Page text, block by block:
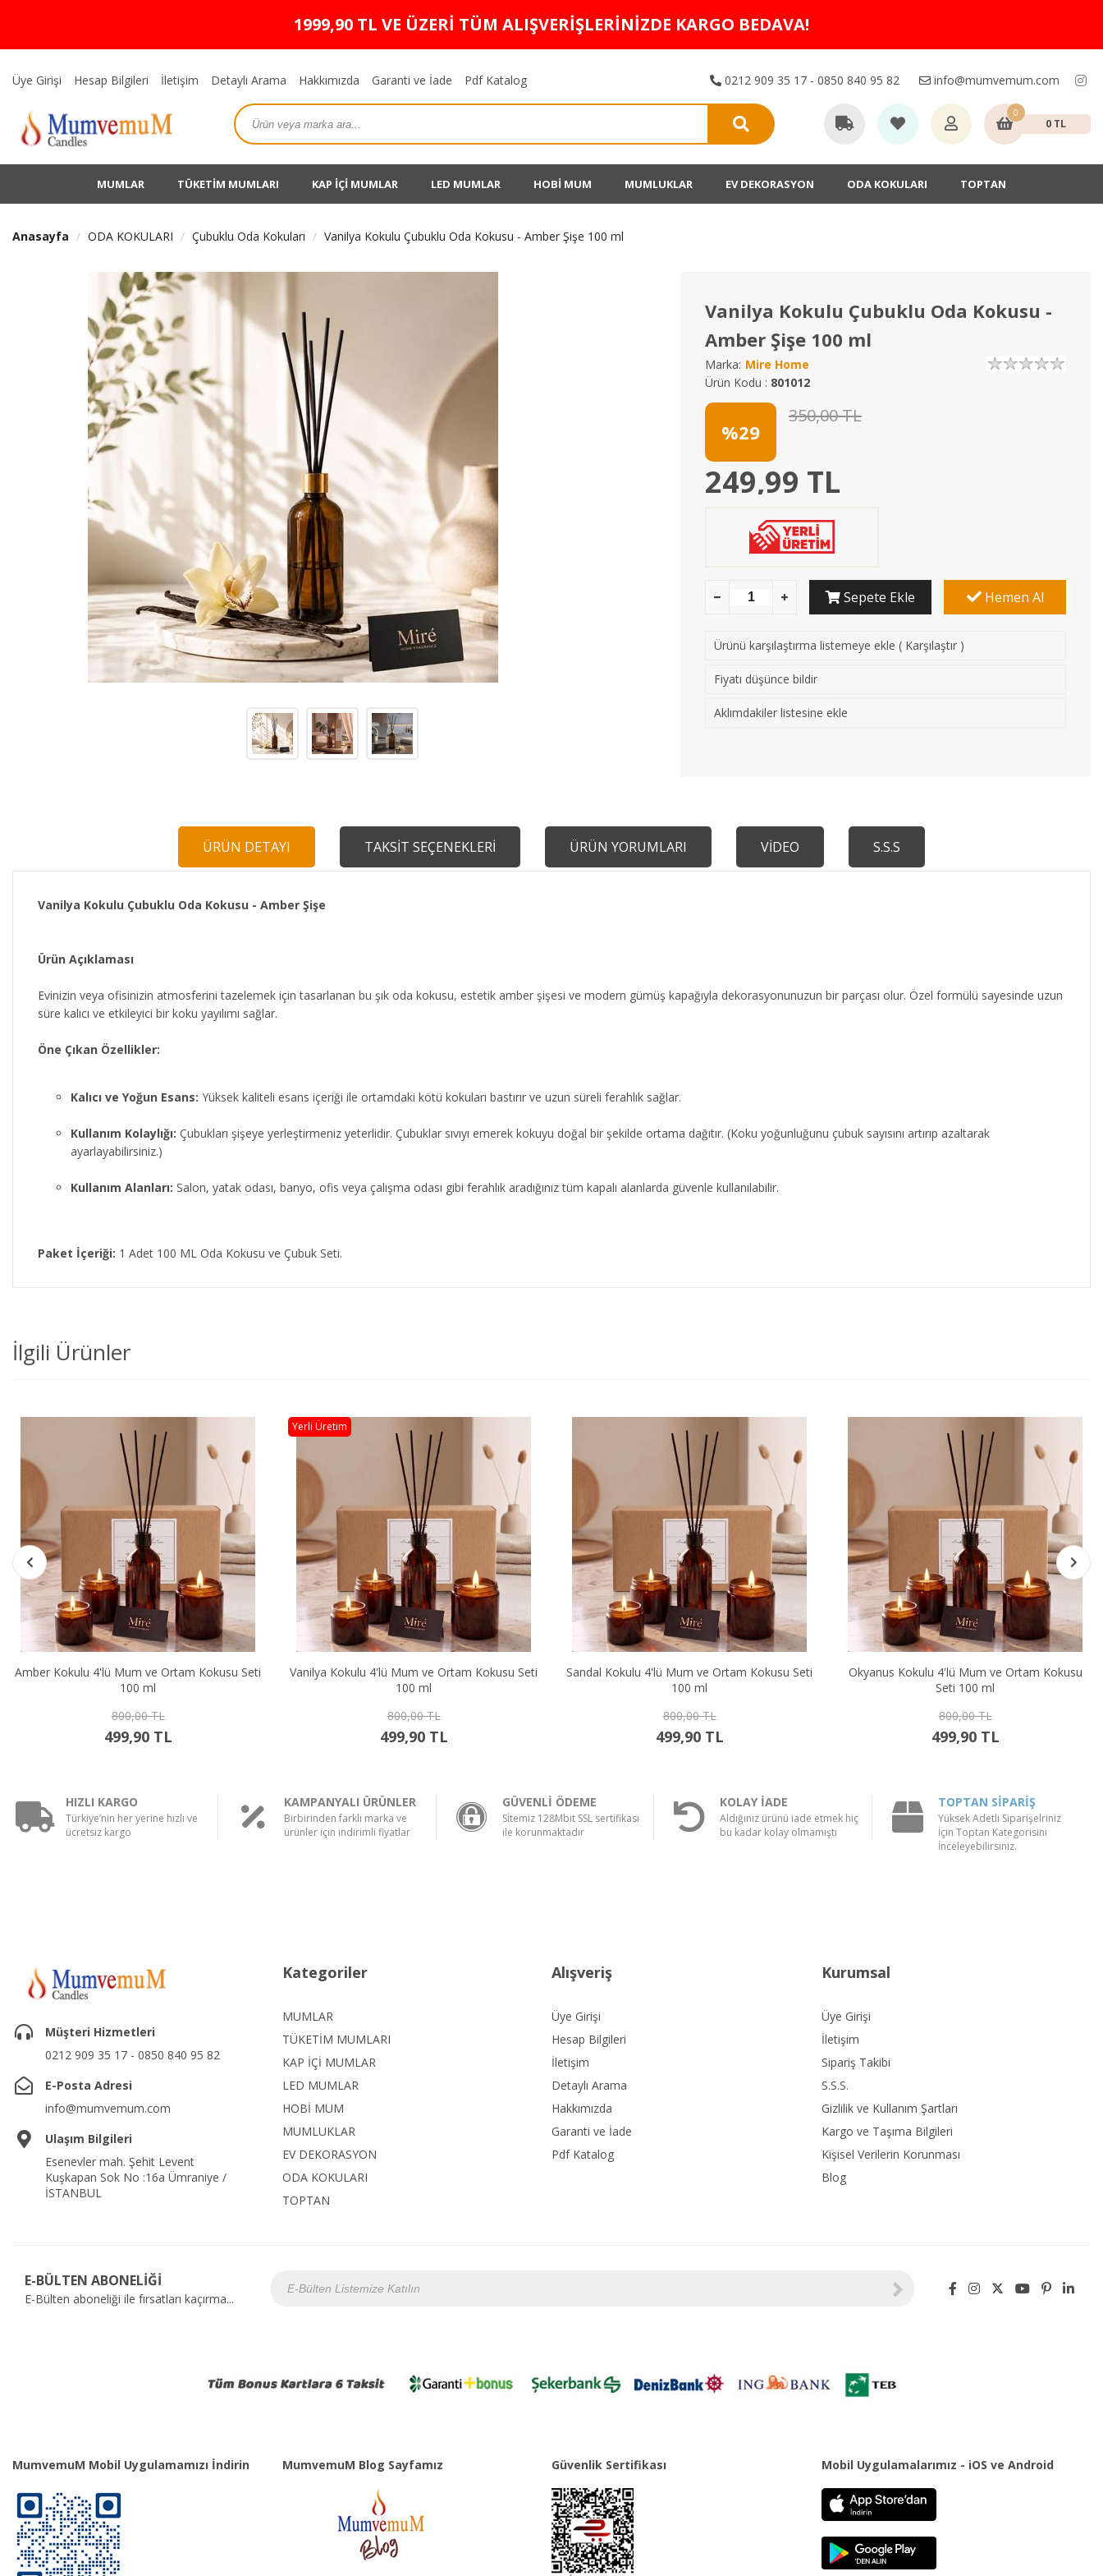
1999,90 TL VE ÜZERİ TÜM ALIŞVERİŞLERİNİZDE KARGO BEDAVA!
Üye Girişi Hesap Bilgileri İletişim Detaylı Arama Hakkımızda Garanti ve İade Pdf Katalog 0212 909 35 17 - 0850 840 95 82 info@mumvemum.com
0
0 TL
MUMLAR TÜKETİM MUMLARI KAP İÇİ MUMLAR LED MUMLAR HOBİ MUM MUMLUKLAR EV DEKORASYON ODA KOKULARI TOPTAN
Anasayfa ODA KOKULARI Çubuklu Oda Kokuları Vanilya Kokulu Çubuklu Oda Kokusu - Amber Şişe 100 ml
Vanilya Kokulu Çubuklu Oda Kokusu -
Amber Şişe 100 ml
Marka: Mire Home
Ürün Kodu : 801012
%29
350,00 TL
249,99 TL
Sepete Ekle Hemen Al
Ürünü karşılaştırma listemeye ekle ( Karşılaştır )
Fiyatı düşünce bildir
Aklımdakiler listesine ekle
ÜRÜN DETAYI TAKSİT SEÇENEKLERİ ÜRÜN YORUMLARI VİDEO S.S.S
Vanilya Kokulu Çubuklu Oda Kokusu - Amber Şişe
Ürün Açıklaması
Evinizin veya ofisinizin atmosferini tazelemek için tasarlanan bu şık oda kokusu, estetik amber şişesi ve modern gümüş kapağıyla dekorasyonunuzun bir parçası olur. Özel formülü sayesinde uzun
süre kalıcı ve etkileyici bir koku yayılımı sağlar.
Öne Çıkan Özellikler:
Kalıcı ve Yoğun Esans: Yüksek kaliteli esans içeriği ile ortamdaki kötü kokuları bastırır ve uzun süreli ferahlık sağlar.
Kullanım Kolaylığı: Çubukları şişeye yerleştirmeniz yeterlidir. Çubuklar sıvıyı emerek kokuyu doğal bir şekilde ortama dağıtır. (Koku yoğunluğunu çubuk sayısını artırıp azaltarak
ayarlayabilirsiniz.)
Kullanım Alanları: Salon, yatak odası, banyo, ofis veya çalışma odası gibi ferahlık aradığınız tüm kapalı alanlarda güvenle kullanılabilir.
Paket İçeriği: 1 Adet 100 ML Oda Kokusu ve Çubuk Seti.
İlgili Ürünler
Amber Kokulu 4'lü Mum ve Ortam Kokusu Seti
100 ml
800,00 TL
499,90 TL
Vanilya Kokulu 4'lü Mum ve Ortam Kokusu Seti
100 ml
800,00 TL
499,90 TL
Yerli Üretim
Sandal Kokulu 4'lü Mum ve Ortam Kokusu Seti
100 ml
800,00 TL
499,90 TL
Okyanus Kokulu 4'lü Mum ve Ortam Kokusu
Seti 100 ml
800,00 TL
499,90 TL
HIZLI KARGO
Türkiye’nin her yerine hızlı ve
ücretsiz kargo
KAMPANYALI ÜRÜNLER
Birbirinden farklı marka ve
ürünler için indirimli fiyatlar
GÜVENLİ ÖDEME
Sİtemiz 128Mbit SSL sertifikası
ile korunmaktadır
KOLAY İADE
Aldığınız ürünü iade etmek hiç
bu kadar kolay olmamıştı
TOPTAN SİPARİŞ
Yüksek Adetli Siparişelriniz
İçin Toptan Kategorisini
İnceleyebilirsiniz.
Müşteri Hizmetleri
0212 909 35 17 - 0850 840 95 82
E-Posta Adresi
info@mumvemum.com
Ulaşım Bilgileri
Esenevler mah. Şehit Levent
Kuşkapan Sok No :16a Ümraniye /
İSTANBUL
Kategoriler
MUMLAR
TÜKETİM MUMLARI
KAP İÇİ MUMLAR
LED MUMLAR
HOBİ MUM
MUMLUKLAR
EV DEKORASYON
ODA KOKULARI
TOPTAN
Alışveriş
Üye Girişi
Hesap Bilgileri
İletişim
Detaylı Arama
Hakkımızda
Garanti ve İade
Pdf Katalog
Kurumsal
Üye Girişi
İletişim
Sipariş Takibi
S.S.S.
Gizlilik ve Kullanım Şartları
Kargo ve Taşıma Bilgileri
Kişisel Verilerin Korunması
Blog
E-BÜLTEN ABONELİĞİ
E-Bülten aboneliği ile fırsatları kaçırma...
MumvemuM Mobil Uygulamamızı İndirin MumvemuM Blog Sayfamız Güvenlik Sertifikası Mobil Uygulamalarımız - iOS ve Android